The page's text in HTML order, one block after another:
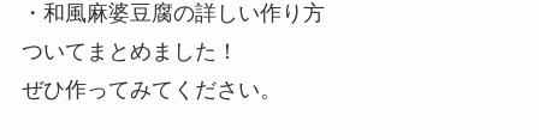
・和風麻婆豆腐の詳しい作り方
ついてまとめました！
ぜひ作ってみてください。